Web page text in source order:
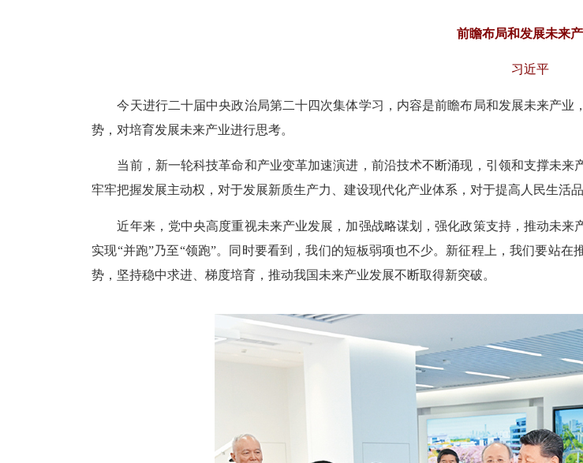
前瞻布局和发展未来
习近平
今天进行二十届中央政治局第二十四次集体学习，内容是前瞻布局和发展未来产业
势，对培育发展未来产业进行思考。
当前，新一轮科技革命和产业变革加速演进，前沿技术不断涌现，引领和支撑未来
牢牢把握发展主动权，对于发展新质生产力、建设现代化产业体系，对于提高人民生活
近年来，党中央高度重视未来产业发展，加强战略谋划，强化政策支持，推动未来
实现“并跑”乃至“领跑”。 同时要看到
，我们的短板弱项也不少。新征程上，我们要站
势，坚持稳中求进、梯度培育，推动我国未来产业发展不断取得新突破。